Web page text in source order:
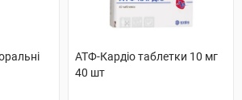
АТФ-Кардіо таблетки 10 мг
40 шт